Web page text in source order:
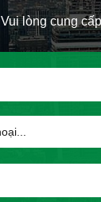
cò đất sẽ không
kiếm lời. Cụ
đất sẽ rục rịch
dự án có thể
và bán với
với giá trị thực
những kinh
Vui lòng cung